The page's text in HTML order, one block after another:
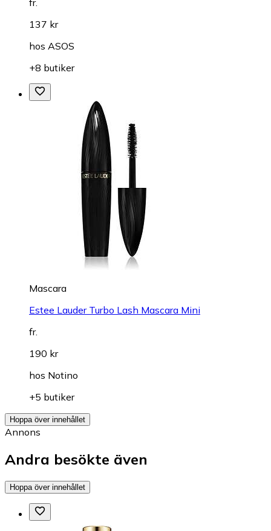
137 kr
hos ASOS
+8 butiker
Mascara
Estee Lauder Turbo Lash Mascara Mini
fr.
190 kr
hos Notino
+5 butiker
Hoppa över innehållet
Annons
Andra besökte även
Hoppa över innehållet